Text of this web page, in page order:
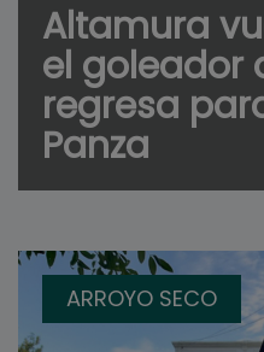
Altamura
el goleador
regresa
Panza
ARROYO SECO